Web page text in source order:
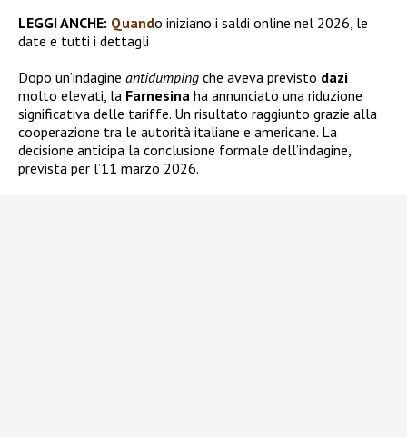
LEGGI ANCHE: Quando iniziano i saldi online nel 2026, le
date e tutti i dettagli
Dopo un’indagine antidumping che aveva previsto dazi
molto elevati, la Farnesina ha annunciato una riduzione
significativa delle tariffe. Un risultato raggiunto grazie alla
cooperazione tra le autorità italiane e americane. La
decisione anticipa la conclusione formale dell’indagine,
prevista per l’11 marzo 2026.